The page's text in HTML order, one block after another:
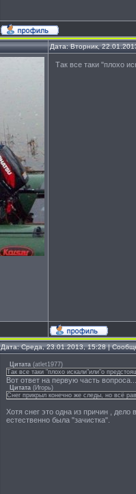
Дата: Вторник,
Так все таки "плохо
Дата: Среда, 23.01.2013, 15:28 |
Цитата (atlet1977)
Так все таки "плохо искали"или"о
Вот ответ на первую часть вопроса...
Цитата (Игорь)
Снег прикрыл конечно же следы, но всё
Хотя снег это одна из причин ,
естественно была "зачистка".